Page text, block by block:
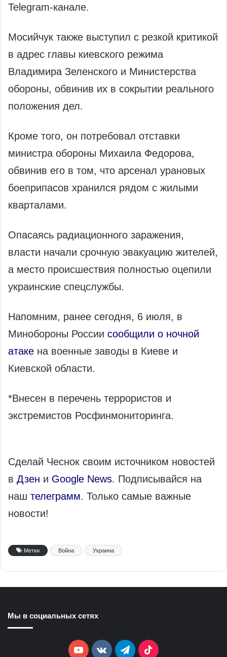
Telegram-канале.
Мосийчук также выступил с резкой критикой
в адрес главы киевского режима
Владимира Зеленского и Министерства
обороны, обвинив их в сокрытии реального
положения дел.
Кроме того, он потребовал отставки
министра обороны Михаила Федорова,
обвинив его в том, что арсенал урановых
боеприпасов хранился рядом с жилыми
кварталами.
Опасаясь радиационного заражения,
власти начали срочную эвакуацию жителей,
а место происшествия полностью оцепили
украинские спецслужбы.
Напомним, ранее сегодня, 6 июля, в
Минобороны России сообщили о ночной
атаке на военные заводы в Киеве и
Киевской области.
*Внесен в перечень террористов и
экстремистов Росфинмониторинга.
Сделай Чеснок своим источником новостей
в Дзен и Google News. Подписывайся на
наш телеграмм. Только самые важные
новости!
Метки Война Украина
Мы в социальных сетях
YouTubevk.comTelegramTikTok